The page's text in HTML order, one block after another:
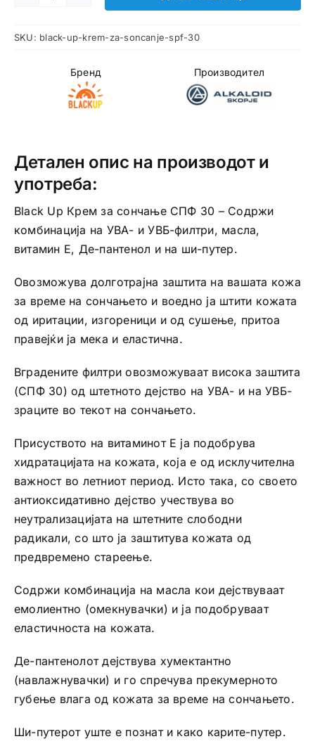
Крем
сончање
SPF
SKU: black-up-krem-za-soncanje-spf-30
Бренд Производител
Детален опис на производот и
употреба:
Black Up Крем за сончање СПФ 30 – Содржи
комбинација на УВА- и УВБ-филтри, масла,
витамин Е, Де-пантенол и на ши-путер.
Овозможува долготрајна заштита на вашата кожа
за време на сончањето и воедно ја штити кожата
од иритации, изгореници и од сушење, притоа
правејќи ја мека и еластична.
Вградените филтри овозможуваат висока заштита
(СПФ 30) од штетното дејство на УВА- и на УВБ-
зраците во текот на сончањето.
Присуството на витаминот Е ја подобрува
хидратацијата на кожата, која е од исклучителна
важност во летниот период. Исто така, со своето
антиоксидативно дејство учествува во
неутрализацијата на штетните слободни
радикали, со што ја заштитува кожата од
предвремено стареење.
Содржи комбинација на масла кои дејствуваат
емолиентно (омекнувачки) и ја подoбруваат
еластичноста на кожата.
Де-пантенолот дејствува хумектантно
(навлажнувачки) и го спречува прекумерното
губење влага од кожата за време на сончањето.
Ши-путерот уште е познат и како карите-путер.